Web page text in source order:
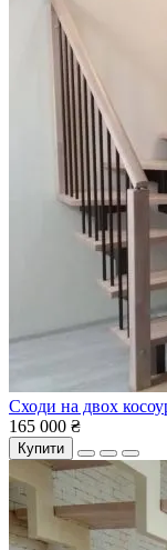
Сходи на двох
165 000 ₴
Купити